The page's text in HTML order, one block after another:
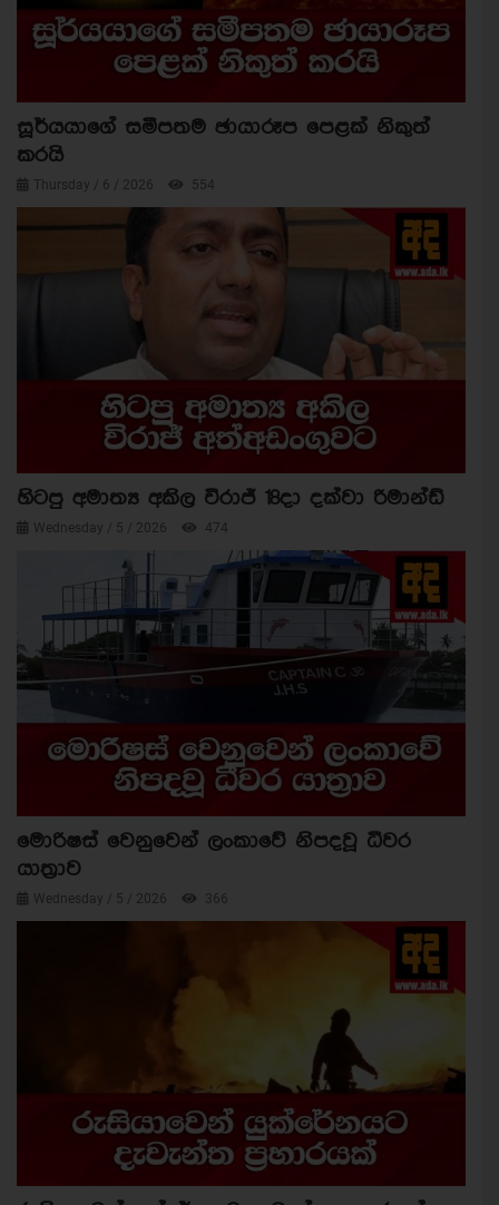
සූර්යයාගේ සමීපතම ඡායාරූප පෙළක් නිකුත්
කරයි
Thursday / 6 / 2026 554
හිටපු අමාත්‍ය අකිල විරාජ් 18දා දක්වා රිමාන්ඩ්
Wednesday / 5 / 2026 474
මොරිෂස් වෙනුවෙන් ලංකාවේ නිපදවූ ධීවර
යාත්‍රාව
Wednesday / 5 / 2026 366